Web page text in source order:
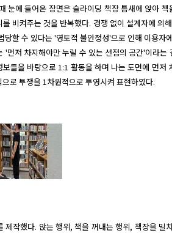
눈에 들어온 장면은 슬라이딩 책장 틈새에 앉아
비켜주는 것을 반복했다. 경쟁 없이 설계자에
할 수 있다는 '영토적 불안정성'으로 인해 이용
저 차지해야만 누릴 수 있는 선점의 공간'이라
들을 바탕으로 1:1 활동을 하며 나는 도면에 먼
로 투쟁을 1차원적으로 투영시켜 표현하였다.
작했다. 앉는 행위, 책을 꺼내는 행위, 책장을 밀